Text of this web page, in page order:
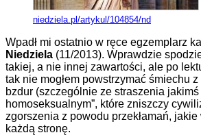
niedziela.pl/artykul/104854/nd
Wpadł mi ostatnio w ręce egzemplarz
Niedziela (11/2013). Wprawdzie
takiej, a nie innej zawartości, ale po
tak nie mogłem powstrzymać śmiechu
bzdur (szczególnie ze straszenia jakimś
homoseksualnym”, które zniszczy
zgorszenia z powodu przekłamań, jakie
każdą stronę.